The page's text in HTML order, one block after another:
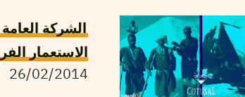
الشركة
الاستعمار
26/02/2014